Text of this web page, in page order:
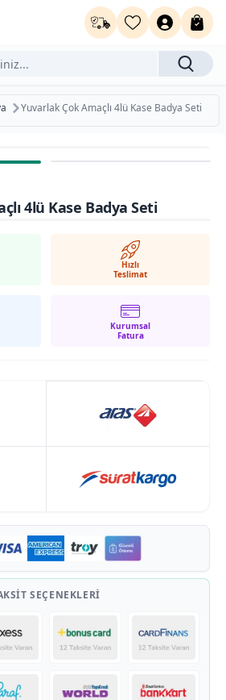
ara...
Yuvarlak Çok Amaçlı 4lü Kase Badya Seti
4lü Kase Badya Seti
Hızlı
Teslimat
Kurumsal
Fatura
SEÇENEKLERI